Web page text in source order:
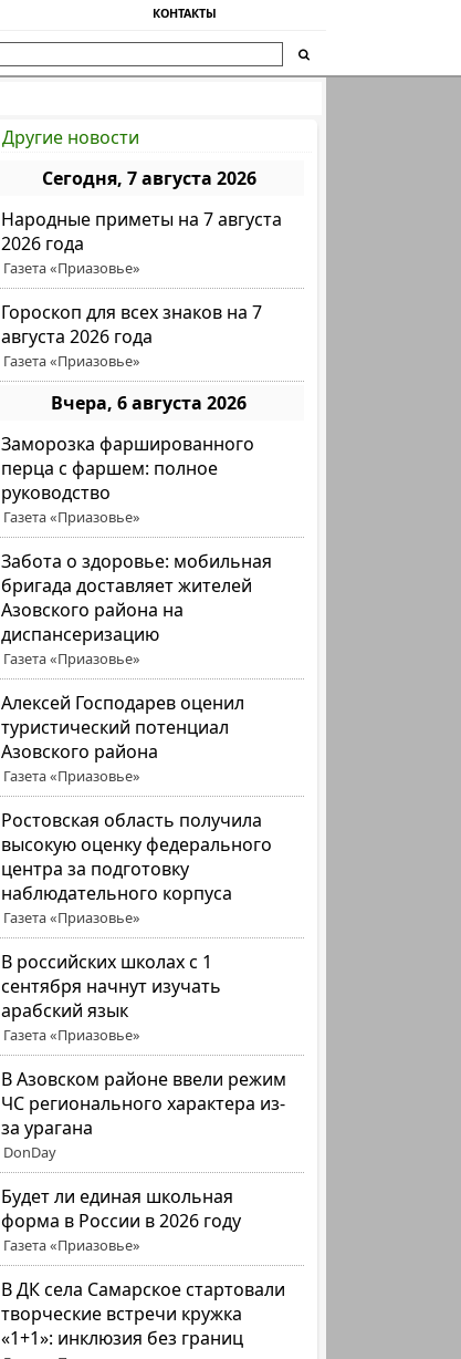
КОНТАКТЫ
Другие новости
Сегодня, 7 августа 2026
Народные приметы на 7 августа
2026 года
Газета «Приазовье»
Гороскоп для всех знаков на 7
августа 2026 года
Газета «Приазовье»
Вчера, 6 августа 2026
Заморозка фаршированного
перца с фаршем: полное
руководство
Газета «Приазовье»
Забота о здоровье: мобильная
бригада доставляет жителей
Азовского района на
диспансеризацию
Газета «Приазовье»
Алексей Господарев оценил
туристический потенциал
Азовского района
Газета «Приазовье»
Ростовская область получила
высокую оценку федерального
центра за подготовку
наблюдательного корпуса
Газета «Приазовье»
В российских школах с 1
сентября начнут изучать
арабский язык
Газета «Приазовье»
В Азовском районе ввели режим
ЧС регионального характера из-
за урагана
DonDay
Будет ли единая школьная
форма в России в 2026 году
Газета «Приазовье»
В ДК села Самарское стартовали
творческие встречи кружка
«1+1»: инклюзия без границ